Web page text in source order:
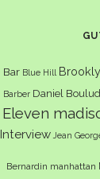
Bar Blue Hill
Barber Daniel Boulud
Eleven
Interview Jean
Bernardin manhattan